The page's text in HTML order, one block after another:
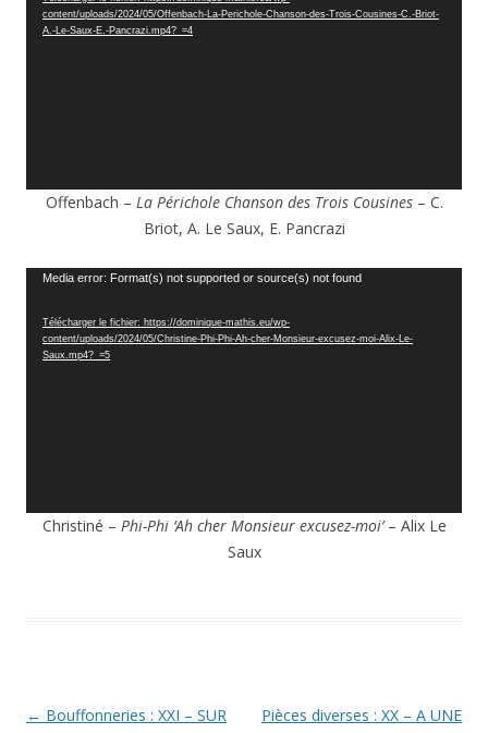
content/uploads/2024/05/Offenbach-La-Perichole-Chanson-des-Trois-Cousines-C.-Briot-
A.-Le-Saux-E.-Pancrazi.mp4?_=4
Offenbach – La Périchole Chanson des Trois Cousines– C.
Briot, A. Le Saux, E. Pancrazi
Lecteur
Media error: Format(s) not supported or source(s) not found
Télécharger le fichier: https://dominique-mathis.eu/wp-
content/uploads/2024/05/Christine-Phi-Phi-Ah-cher-Monsieur-excusez-moi-Alix-Le-
Saux.mp4?_=5
Christiné – Phi-Phi ‘Ah cher Monsieur excusez-moi’– Alix Le
Saux
Navigation
← Bouffonneries : XXI – SUR
Pièces diverses : XX – A UNE